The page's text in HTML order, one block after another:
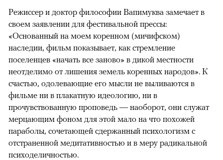
Режиссер и доктор философии Вапимуква замечает в
своем заявлении для фестивальной прессы:
«Основанный на моем коренном (мичифском)
наследии, фильм показывает, как стремление
поселенцев «начать все заново» в дикой местности
неотделимо от лишения земель коренных народов». К
счастью, одолевающие его мысли не выливаются в
фильме ни в плакатную идеологию, ни в
прочувствованную проповедь — наоборот, они служат
мерцающим фоном для этой мало на что похожей
параболы, сочетающей сдержанный психологизм с
отстраненной медитативностью и в меру радикальной
психоделичностью.